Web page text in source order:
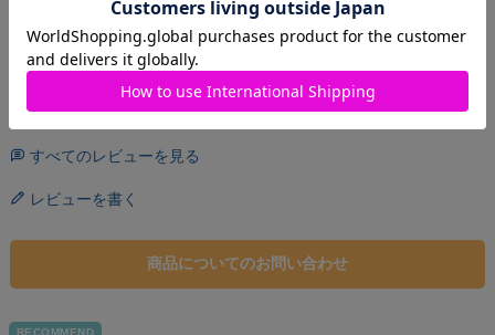
ピンクのリボンやスカートと合わせて着てみたら可愛くてい
い感じでした。
すべてのレビューを見る
レビューを書く
商品についてのお問い合わせ